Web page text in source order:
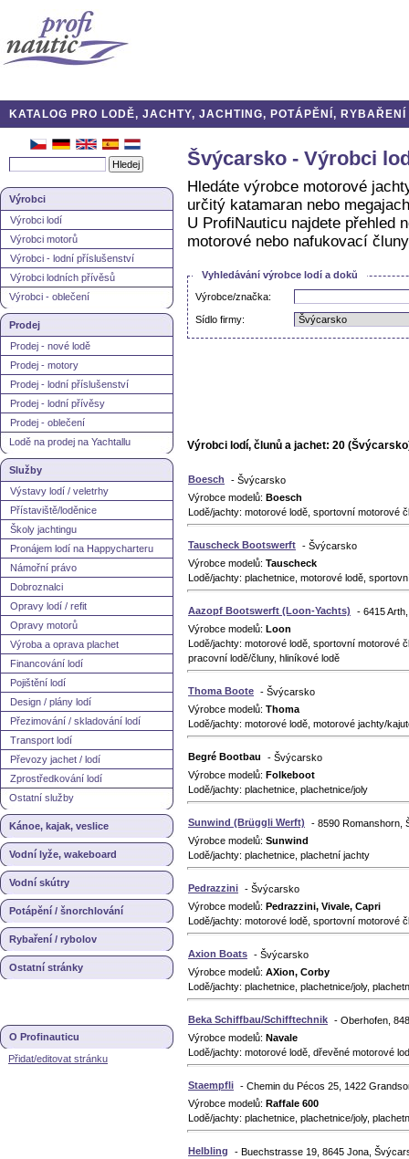
KATALOG PRO LODĚ, JACHTY, JACHTING, POTÁPĚNÍ,
Výrobci
Výrobci lodí
Výrobci motorů
Výrobci - lodní příslušenství
Výrobci lodních přívěsů
Výrobci - oblečení
Prodej
Prodej - nové lodě
Prodej - motory
Prodej - lodní příslušenství
Prodej - lodní přívěsy
Prodej - oblečení
Lodě na prodej na Yachtallu
Služby
Výstavy lodí / veletrhy
Přístaviště/loděnice
Školy jachtingu
Pronájem lodí na Happycharteru
Námořní právo
Dobroznalci
Opravy lodí / refit
Opravy motorů
Výroba a oprava plachet
Financování lodí
Pojištění lodí
Design / plány lodí
Přezimování / skladování lodí
Transport lodí
Převozy jachet / lodí
Zprostředkování lodí
Ostatní služby
Kánoe, kajak, veslice
Vodní lyže, wakeboard
Vodní skútry
Potápění / šnorchlování
Rybaření / rybolov
Ostatní stránky
O Profinauticu
Přidat/editovat stránku
Švýcarsko - Výrobci
Hledáte výrobce motorové
určitý katamaran nebo
U ProfiNauticu najdete přehled
motorové nebo nafukovací
Vyhledávání výrobce lodí a doků
Výrobce/značka:
Sídlo firmy:
Výrobci lodí, člunů a jachet: 20
Boesch
- Švýcarsko
Výrobce modelů: Boesch
Lodě/jachty: motorové lodě, sportovní motorové
Tauscheck Bootswerft - Švýcarsko
Výrobce modelů: Tauscheck
Lodě/jachty: plachetnice, motorové lodě,
Aazopf Bootswerft (Loon-Yachts)
- 6415
Výrobce modelů: Loon
Lodě/jachty: motorové lodě, sportovní motorové
pracovní lodě/čluny, hliníkové lodě
Thoma Boote - Švýcarsko
Výrobce modelů: Thoma
Lodě/jachty: motorové lodě, motorové jachty/
Begré Bootbau
- Švýcarsko
Výrobce modelů: Folkeboot
Lodě/jachty: plachetnice, plachetnice/joly
Sunwind (Brüggli Werft)
- 8590 Romanshorn,
Výrobce modelů: Sunwind
Lodě/jachty: plachetnice, plachetní jachty
Pedrazzini - Švýcarsko
Výrobce modelů: Pedrazzini, Vivale, Capri
Lodě/jachty: motorové lodě, sportovní motorové
Axion Boats - Švýcarsko
Výrobce modelů: AXion, Corby
Lodě/jachty: plachetnice, plachetnice/joly,
Beka Schiffbau/Schifftechnik - Oberhofen,
Výrobce modelů: Navale
Lodě/jachty: motorové lodě, dřevěné motorové
Staempfli - Chemin du Pécos 25, 1422
Výrobce modelů: Raffale 600
Lodě/jachty: plachetnice, plachetnice/joly,
Helbling
- Buechstrasse 19, 8645 Jona,